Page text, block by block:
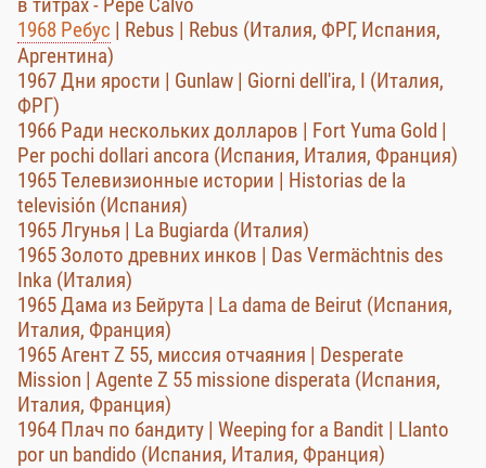
1968 Ребус | Rebus | Rebus (Италия, ФРГ, Испания,
Аргентина)
1967 Дни ярости | Gunlaw | Giorni dell'ira, I (Италия,
ФРГ)
1966 Ради нескольких долларов | Fort Yuma Gold |
Per pochi dollari ancora (Испания, Италия, Франция)
1965 Телевизионные истории | Historias de la
televisión (Испания)
1965 Лгунья | La Bugiarda (Италия)
1965 Золото древних инков | Das Vermächtnis des
Inka (Италия)
1965 Дама из Бейрута | La dama de Beirut (Испания,
Италия, Франция)
1965 Агент Z 55, миссия отчаяния | Desperate
Mission | Agente Z 55 missione disperata (Испания,
Италия, Франция)
1964 Плач по бандиту | Weeping for a Bandit | Llanto
por un bandido (Испания, Италия, Франция)